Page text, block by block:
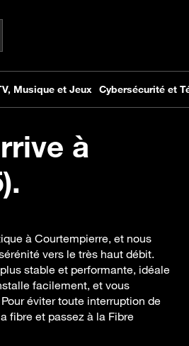
à
à Courtempierre, et nous
vers le très haut débit.
stable et performante, idéale
facilement, et vous
éviter toute interruption de
fibre et passez à la Fibre